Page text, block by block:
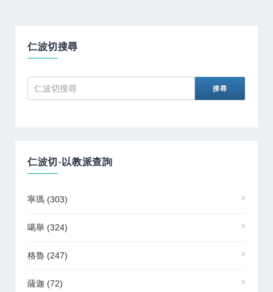
仁波切搜尋
仁波切-以教派查詢
寧瑪 (303)
噶舉 (324)
格魯 (247)
薩迦 (72)